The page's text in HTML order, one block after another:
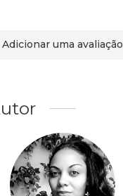
Adicionar uma avaliação